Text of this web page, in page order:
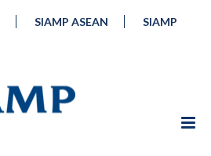
SIAMP ASEAN
SIAMP